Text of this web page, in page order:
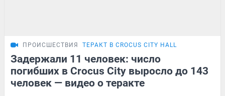
ПРОИСШЕСТВИЯ ТЕРАКТ В CROCUS CITY HALL
Задержали 11 человек: число
погибших в Crocus City выросло до 143
человек — видео о теракте